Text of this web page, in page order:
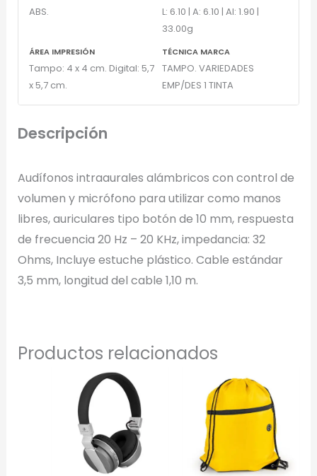
Conserva los colores originales de tu logotipo.
Generar Vista Previa con IA
ABS.
L: 6.10 | A: 6.10 | Al: 1.90 |
33.00g
ÁREA IMPRESIÓN
Tampo: 4 x 4 cm. Digital: 5,7
x 5,7 cm.
TÉCNICA MARCA
TAMPO. VARIEDADES
EMP/DES 1 TINTA
Descripción
Audífonos intraaurales alámbricos con control de
volumen y micrófono para utilizar como manos
libres, auriculares tipo botón de 10 mm, respuesta
de frecuencia 20 Hz – 20 KHz, impedancia: 32
Ohms, Incluye estuche plástico. Cable estándar
3,5 mm, longitud del cable 1,10 m.
Productos relacionados